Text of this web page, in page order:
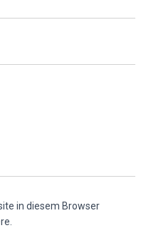
in diesem Browser